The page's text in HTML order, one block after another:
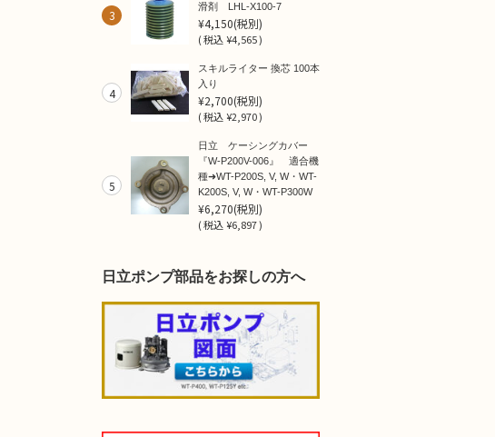
3
滑剤 LHL-X100-7
¥4,150(税別)
(税込¥4,565 )
4
スキルライター 換芯 100本
入り
¥2,700(税別)
(税込¥2,970 )
5
日立 ケーシングカバー
『W-P200V-006』 適合機
種➜WT-P200S, V, W・WT-
K200S, V, W・WT-P300W
¥6,270(税別)
(税込¥6,897 )
日立ポンプ部品をお探しの方へ